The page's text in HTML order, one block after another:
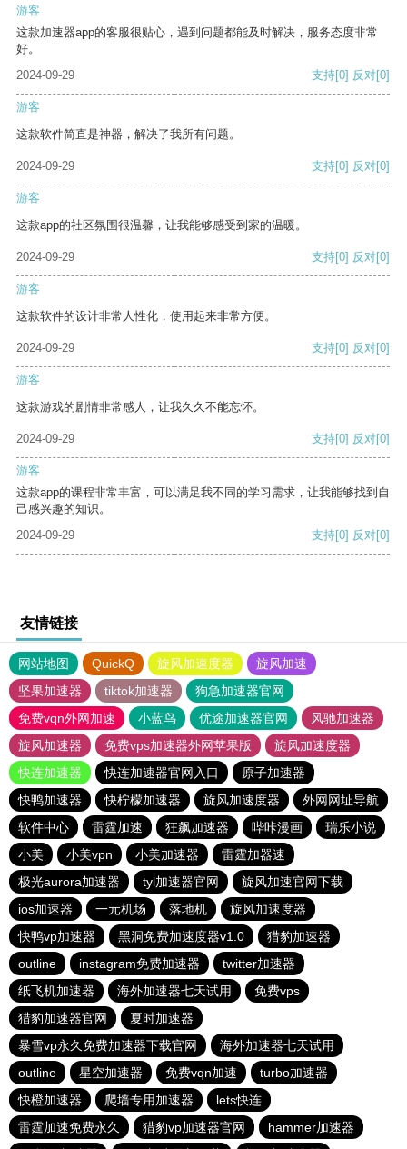
游客
这款加速器app的客服很贴心，遇到问题都能及时解决，服务态度非常
好。
2024-09-29
支持[0] 反对[0]
游客
这款软件简直是神器，解决了我所有问题。
2024-09-29 支持[0] 反对[0]
游客
这款app的社区氛围很温馨，让我能够感受到家的温暖。
2024-09-29 支持[0] 反对[0]
游客
这款软件的设计非常人性化，使用起来非常方便。
2024-09-29 支持[0] 反对[0]
游客
这款游戏的剧情非常感人，让我久久不能忘怀。
2024-09-29 支持[0] 反对[0]
游客
这款app的课程非常丰富，可以满足我不同的学习需求，让我能够找到自
己感兴趣的知识。
2024-09-29
支持[0] 反对[0]
友情链接
网站地图 QuickQ 旋风加速度器
旋风加速
坚果加速器
tiktok加速器
狗急加速器官网
免费vqn外网加速
小蓝鸟 优途加速器官网
风驰加速器
旋风加速器
免费vps加速器外网苹果版
旋风加速度器
快连加速器
快连加速器官网入口
原子加速器
快鸭加速器
快柠檬加速器 旋风加速度器
外网网址导航
软件中心
雷霆加速 狂飙加速器 哔咔漫画
瑞乐小说
小美
小美vpn 小美加速器
雷霆加器速
极光aurora加速器
tyl加速器官网
旋风加速官网下载
ios加速器
一元机场 落地机
旋风加速度器
快鸭vp加速器
黑洞免费加速度器v1.0
猎豹加速器
outline
instagram免费加速器
twitter加速器
纸飞机加速器
海外加速器七天试用
免费vps
猎豹加速器官网
夏时加速器
暴雪vp永久免费加速器下载官网
海外加速器七天试用
outline
星空加速器 免费vqn加速
turbo加速器
快橙加速器
爬墙专用加速器
lets快连
雷霆加速免费永久
猎豹vp加速器官网
hammer加速器